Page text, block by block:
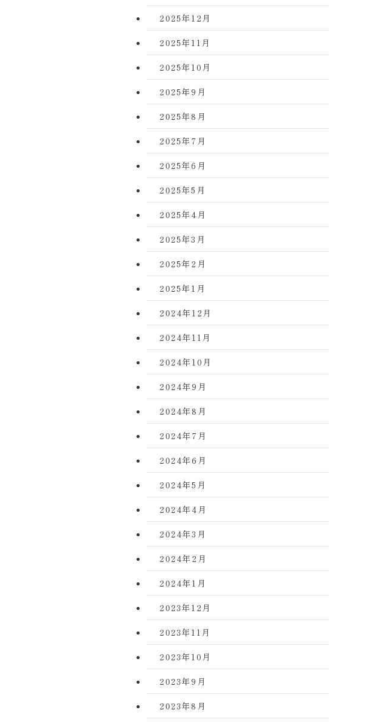
2025年12月
2025年11月
2025年10月
2025年9月
2025年8月
2025年7月
2025年6月
2025年5月
2025年4月
2025年3月
2025年2月
2025年1月
2024年12月
2024年11月
2024年10月
2024年9月
2024年8月
2024年7月
2024年6月
2024年5月
2024年4月
2024年3月
2024年2月
2024年1月
2023年12月
2023年11月
2023年10月
2023年9月
2023年8月